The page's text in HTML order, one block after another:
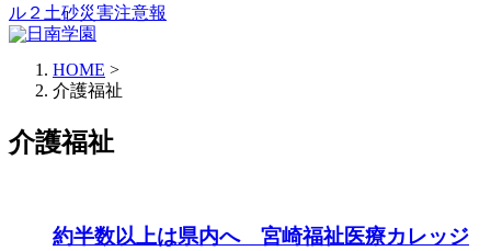
ル２土砂災害注意報
HOME >
介護福祉
介護福祉
約半数以上は県内へ 宮崎福祉医療カレッジ